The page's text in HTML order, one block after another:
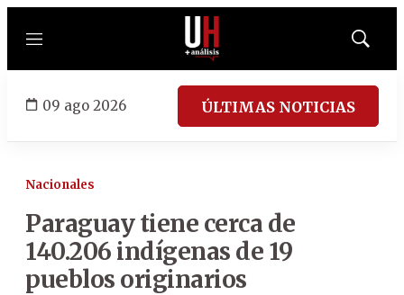
Menú
Mostrar
09 ago 2026 ÚLTIMAS NOTICIAS
Nacionales
Paraguay tiene cerca de
140.206 indígenas de 19
pueblos originarios